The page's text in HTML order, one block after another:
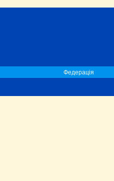
Федерація